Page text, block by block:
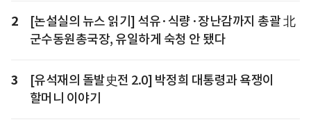
2
[논설실의 뉴스 읽기] 석유·식량·장난감까지 총괄 北
군수동원총국장, 유일하게 숙청 안 됐다
3
[유석재의 돌발史전 2.0] 박정희 대통령과 욕쟁이
할머니 이야기